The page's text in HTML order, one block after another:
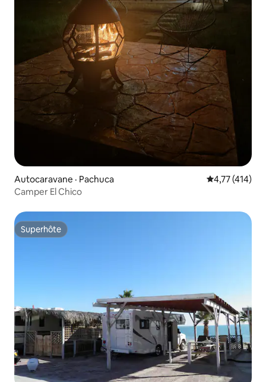
Autocaravane · Pachuca Note
4,77 (414)
Camper El Chico
Superhôte
Superhôte